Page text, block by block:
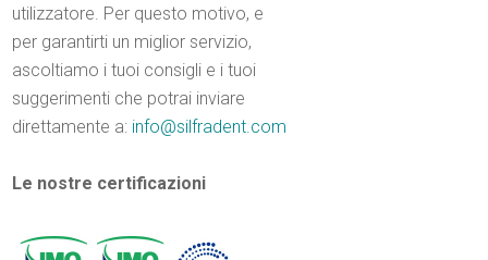
utilizzatore. Per questo motivo, e
per garantirti un miglior servizio,
ascoltiamo i tuoi consigli e i tuoi
suggerimenti che potrai inviare
direttamente a: info@silfradent.com
Le nostre certificazioni